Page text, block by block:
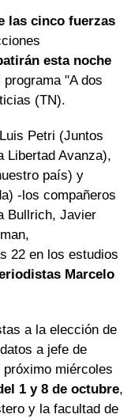
las cinco fuerzas
esta noche
"A dos
(TN).
Petri (Juntos
Libertad Avanza),
país) y
-los compañeros
Bullrich, Javier
22 en los estudios
Marcelo
a la elección de
a jefe de
miércoles
1 y 8 de octubre,
y la facultad de